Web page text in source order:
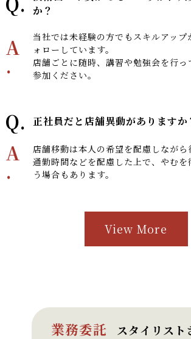
か？
A
.
当社では未経験の方でもスキルアップ
ォローしています。
店舗ごとに随時、講習や勉強会を行っ
参加ください。
Q. 正社員だと店舗異動がありますか
A
.
店舗移動は本人の希望を配慮しながら
通勤時間などを配慮した上で、やむ
う場合もあります。
View More
業務委託 スタイリス